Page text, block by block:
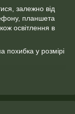
залежно від
планшета
освітлення в
у розмірі